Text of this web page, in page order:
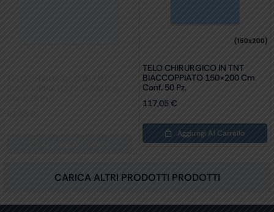
TELO CHIRURGICO IN TNT
BIACCOPPIATO 150×200 Cm
Conf. 50 Pz.
117,05€
Aggiungi Al Carrello
CARICA ALTRI PRODOTTI PRODOTTI